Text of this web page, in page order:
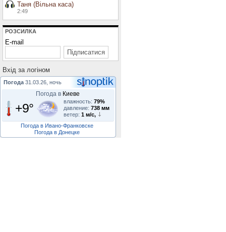
Таня (Вільна каса)
2:49
РОЗСИЛКА
E-mail
Вхiд за логiном
Погода 31.03.26, ночь
Погода в Киеве
+9° влажность: 79%
давление: 738 мм
ветер: 1 м/с,
Погода в Ивано-Франковске
Погода в Донецке